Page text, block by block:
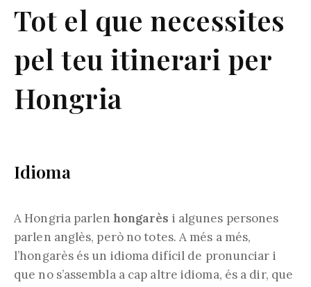
Tot el que necessites
pel teu itinerari per
Hongria
Idioma
A Hongria parlen hongarès i algunes persones
parlen anglès, però no totes. A més a més,
l’hongarès és un idioma difícil de pronunciar i
que no s’assembla a cap altre idioma, és a dir, que